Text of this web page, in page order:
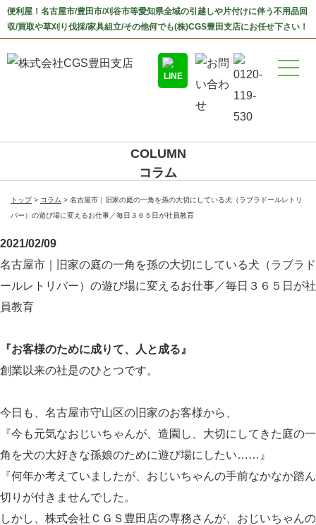
便利屋！名古屋市/豊田市/刈谷市等愛知県全域の引越しや片付けに伴う不用品回
収/買取や草刈り伐採/家具組立/その他何でも(株)CGS豊田支店にお任せ下さい！
COLUMN
コラム
トップ コラム
名古屋市｜旧家の庭の一角を孫の大切にしている犬（ラブラドールレトリ
バー）の遊び場に変えるお仕事／毎日３６５日が社員教育
2021/02/09
名古屋市｜旧家の庭の一角を孫の大切にしている犬（ラブラド
ールレトリバー）の遊び場に変えるお仕事／毎日３６５日が社
員教育
『お客様のために成りて、人と成る』
創業以来の社是のひとつです。
今日も、名古屋市守山区の旧家のお客様から、
『今も元気なおじいちゃんが、造園し、大切にしてきた庭の一
角を犬の大好きな孫娘のために遊び場にしたい……』
『何年か考えていましたが、おじいちゃんの手前なかなか踏ん
切りが付きませんでした。
しかし、株式会社ＣＧＳ豊田店の専務さんが、おじいちゃんの